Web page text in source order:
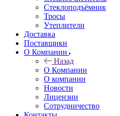
Стеклоподъёмник
Тросы
Утеплители
Доставка
Поставщики
О Компании
Назад
О Компании
О компании
Новости
Лицензии
Сотрудничество